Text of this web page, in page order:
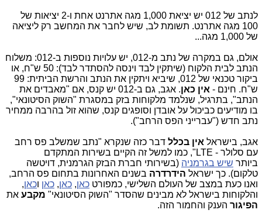
לנתב של 012 יש יציאת 1,000 מגה אתרנט אחת ו-2 יציאות של
100 מגה אתרנט. תשומת לב, שיש לחבר את המחשב רק ליציאה
של 1,000 מגה...
אולם, גם במקרה של נתב מ-012, יש עלויות נוספות ב-012: משלוח
הנתב לבית הלקוח (שיתקין לבד וינסה להסתדר לבד): 50 ש"ח, או
ביקור טכנאי של 012, שיביא ויתקין את הנתב והרשת הביתית: 99
ש"ח. חינם - אין כאן
. אגב, גם ב-012 יש קנס, אם "מאבדים את
הנתב", בתרגיל, שנלמד מלקוחות בזק במסגרת "השוק הסיטונאי",
בו מודיעים כביכול על אובדן וסופגים קנס, שהוא זול בהרבה ממחיר
נתב חדש ("עברייני הפס הרחב").
אגב, בישראל אין בכלל דבר כזה שנקרא "נתב שמשלב פס רחב
עם סלולר - LTE", כמו למשל זה הקיים בשירות המתקדם
ביותר שיש בגרמניה (בשירותי חברת הבזק הגרמנית, דויטשה
טלקום). כך ישראל הידרדרה בשנים האחרונות בתחום פס הרחב,
ואנו כעת במצב של העולם השלישי, כמפורט כאן, כאן, כאן וכאן,
והלקוחות בישראל לא מבינים שהסדר "השוק הסיטונאי" מקבע את
הפיגור הענק והחמור הזה.